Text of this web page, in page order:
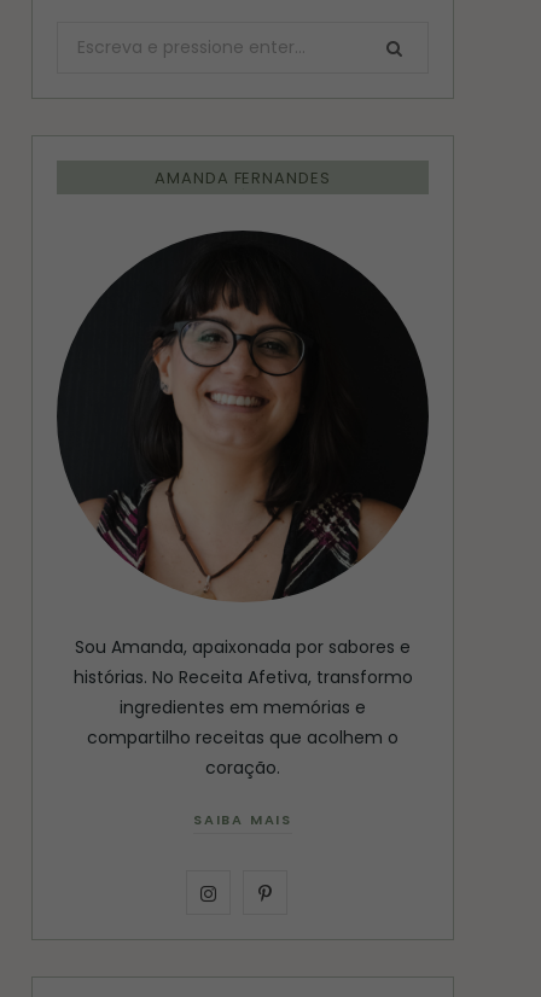
Procurar:
AMANDA FERNANDES
Sou Amanda, apaixonada por sabores e
histórias. No Receita Afetiva, transformo
ingredientes em memórias e
compartilho receitas que acolhem o
coração.
SAIBA MAIS
I
n
s
P
i
n